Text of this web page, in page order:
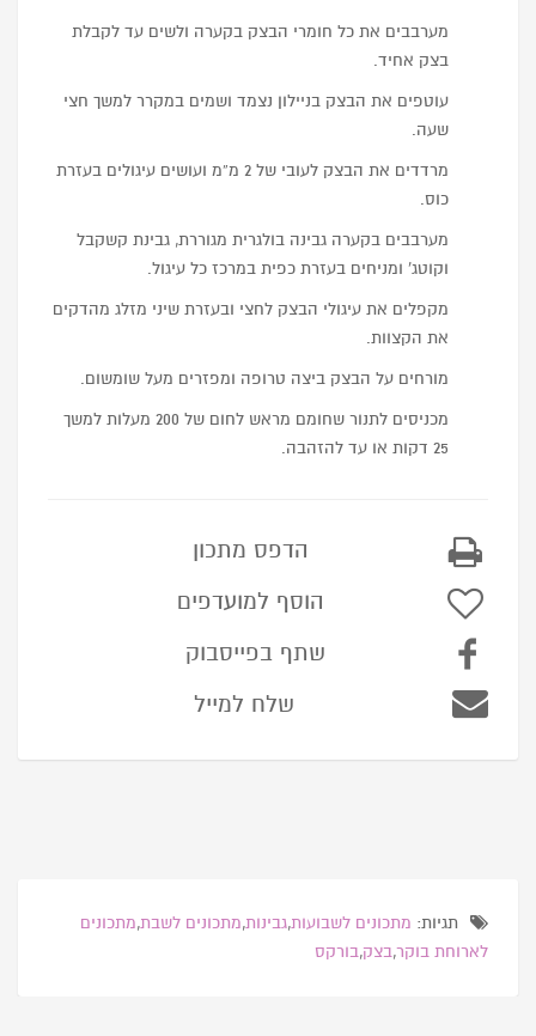
מערבבים את כל חומרי הבצק בקערה ולשים עד לקבלת
בצק אחיד.
עוטפים את הבצק בניילון נצמד ושמים במקרר למשך חצי
שעה.
מרדדים את הבצק לעובי של 2 מ”מ ועושים עיגולים בעזרת
כוס.
מערבבים בקערה גבינה בולגרית מגוררת, גבינת קשקבל
וקוטג’ ומניחים בעזרת כפית במרכז כל עיגול.
מקפלים את עיגולי הבצק לחצי ובעזרת שיני מזלג מהדקים
את הקצוות.
מורחים על הבצק ביצה טרופה ומפזרים מעל שומשום.
מכניסים לתנור שחומם מראש לחום של 200 מעלות למשך
25 דקות או עד להזהבה.
הדפס מתכון
הוסף למועדפים
שתף בפייסבוק
שלח למייל
תגיות: מתכונים לשבועות,גבינות,מתכונים לשבת,מתכונים
לארוחת בוקר,בצק,בורקס